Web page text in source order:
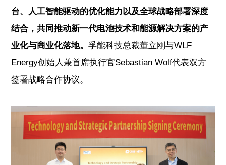
台、人工智能驱动的优化能力以及全球战略部署深度
结合，共同推动新一代电池技术和能源解决方案的产
业化与商业化落地。孚能科技总裁董立刚与WLF
Energy创始人兼首席执行官Sebastian Wolf代表双方
签署战略合作协议。